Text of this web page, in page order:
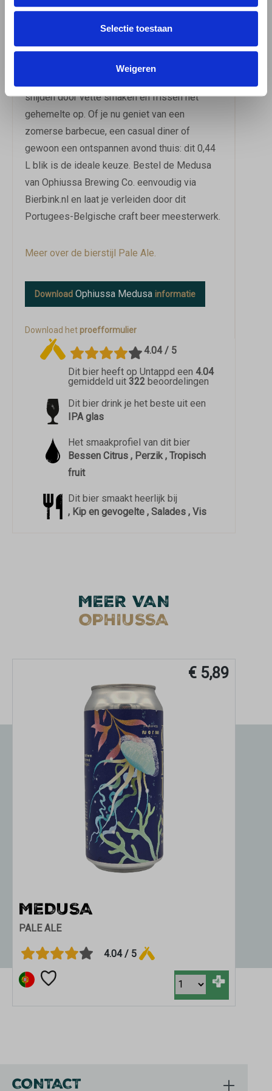
Selectie toestaan
Weigeren
combineert heerlijk met kip en gevogelte,
waarbij de hopse tonen de smaken van het
vlees prachtig aanvullen. Ook bij lichte salades
en verse visgerechten doet Medusa het
snijden door vette smaken en frissen het
gehemelte op. Of je nu geniet van een
zomerse barbecue, een casual diner of
gewoon een ontspannen avond thuis: dit 0,44
L blik is de ideale keuze. Bestel de Medusa
van Ophiussa Brewing Co. eenvoudig via
Bierbink.nl en laat je verleiden door dit
Portugees-Belgische craft beer meesterwerk.
Meer over de bierstijl Pale Ale.
Download Ophiussa Medusa informatie
Download het proefformulier
4.04 / 5
Dit bier heeft op Untappd een 4.04
gemiddeld uit 322 beoordelingen
Dit bier drink je het beste uit een
IPA glas
Het smaakprofiel van dit bier
Bessen Citrus , Perzik , Tropisch
fruit
Dit bier smaakt heerlijk bij
, Kip en gevogelte , Salades , Vis
MEER VAN
OPHIUSSA
€ 5,89
MEDUSA
PALE ALE
4.04 / 5
+
CONTACT